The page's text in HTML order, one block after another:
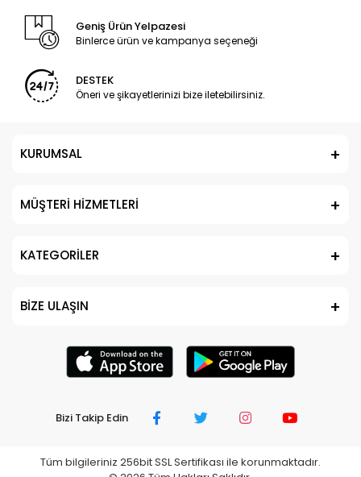
Geniş Ürün Yelpazesi
Binlerce ürün ve kampanya seçeneği
DESTEK
Öneri ve şikayetlerinizi bize iletebilirsiniz.
KURUMSAL
MÜŞTERİ HİZMETLERİ
KATEGORİLER
BİZE ULAŞIN
Bizi Takip Edin
Tüm bilgileriniz 256bit SSL Sertifikası ile korunmaktadır.